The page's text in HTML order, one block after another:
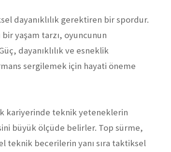
dayanıklılık gerektiren bir spordur.
yaşam tarzı, oyuncunun
dayanıklılık ve esneklik
sergilemek için hayati öneme
kariyerinde teknik yeteneklerin
büyük ölçüde belirler. Top sürme,
teknik becerilerin yanı sıra taktiksel